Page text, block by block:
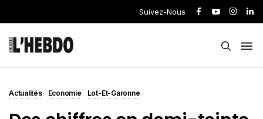
Suivez-Nous
Actualités Economie Lot-Et-Garonne